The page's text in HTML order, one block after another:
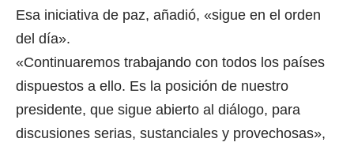
Esa iniciativa de paz, añadió, «sigue en el orden
del día».
«Continuaremos trabajando con todos los países
dispuestos a ello. Es la posición de nuestro
presidente, que sigue abierto al diálogo, para
discusiones serias, sustanciales y provechosas»,